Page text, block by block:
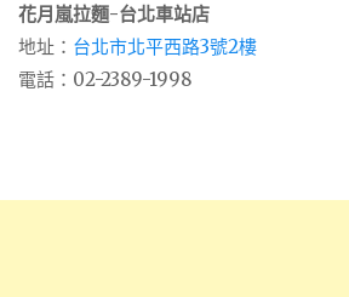
花月嵐拉麵-台北車站店
地址： 台北市北平西路3號2樓
電話：02-2389-1998